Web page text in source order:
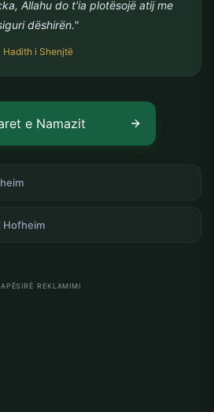
Allahu do t'ia plotësojë atij me
dëshirën."
Hadith i Shenjtë
e Namazit
Hofheim
REKLAMIMI